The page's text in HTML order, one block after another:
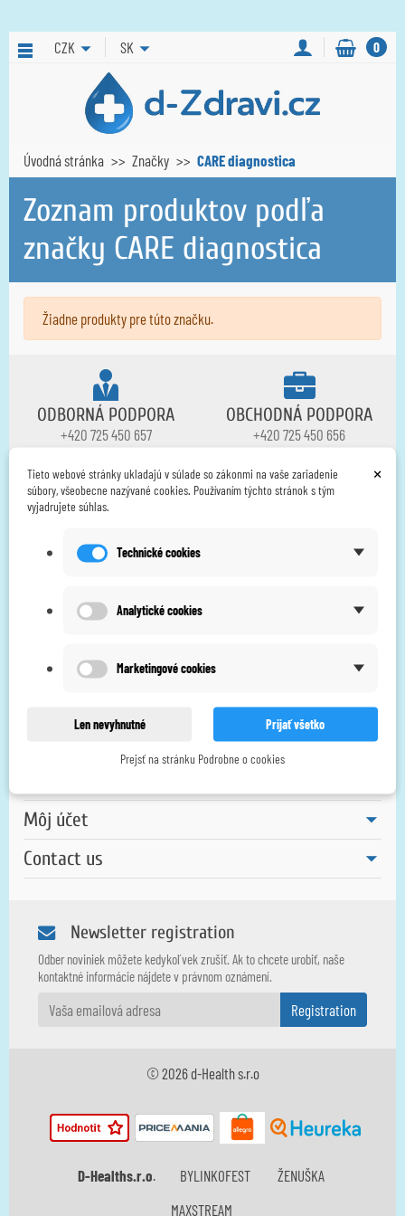
CZK SK 0
Úvodná stránka Značky CARE diagnostica
Zoznam produktov podľa
značky CARE diagnostica
Žiadne produkty pre túto značku.
ODBORNÁ PODPORA
+420 725 450 657
OBCHODNÁ PODPORA
+420 725 450 656
GARANCIA
jours
Lorem ipsum dolor sit amet consectetur elit, sed do eiusmod tempor
incididunt ut labore et dolore magna aliqua. Ut enim ad minim veniam ipsum
Môj účet
Contact us
Newsletter registration
Odber noviniek môžete kedykoľvek zrušiť. Ak to chcete urobiť, naše
kontaktné informácie nájdete v právnom oznámení.
© 2026 d-Health s.r.o
D-Healths.r.o. BYLINKOFEST
ŽENUŠKA
MAXSTREAM
×
Tieto webové stránky ukladajú v súlade so zákonmi na vaše zariadenie
súbory, všeobecne nazývané cookies. Používaním týchto stránok s tým
vyjadrujete súhlas.
Technické cookies
Analytické cookies
Marketingové cookies
Len nevyhnutné Prijať všetko
Prejsť na stránku Podrobne o cookies